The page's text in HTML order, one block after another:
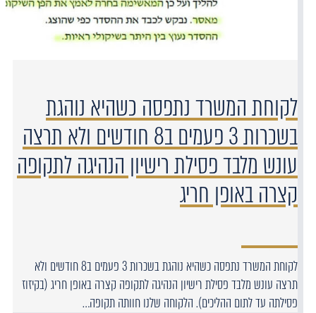
לקוחת המשרד נתפסה כשהיא נוהגת
בשכרות 3 פעמים ב8 חודשים ולא תרצה
עונש מלבד פסילת רישיון הנהיגה לתקופה
קצרה באופן חריג
לקוחת המשרד נתפסה כשהיא נוהגת בשכרות 3 פעמים ב8 חודשים ולא
תרצה עונש מלבד פסילת רישיון הנהיגה לתקופה קצרה באופן חריג (בקיזוז
פסילתה עד לתום ההליכים). הלקוחה שלנו חוותה תקופה…